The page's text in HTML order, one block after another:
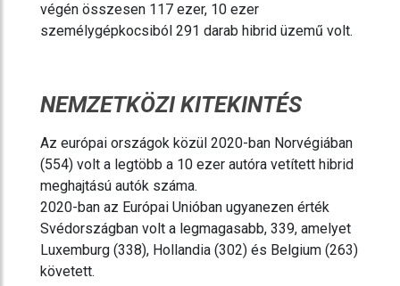
végén összesen 117 ezer, 10 ezer
személygépkocsiból 291 darab hibrid üzemű volt.
NEMZETKÖZI KITEKINTÉS
Az európai országok közül 2020-ban Norvégiában
(554) volt a legtöbb a 10 ezer autóra vetített hibrid
meghajtású autók száma.
2020-ban az Európai Unióban ugyanezen érték
Svédországban volt a legmagasabb, 339, amelyet
Luxemburg (338), Hollandia (302) és Belgium (263)
követett.